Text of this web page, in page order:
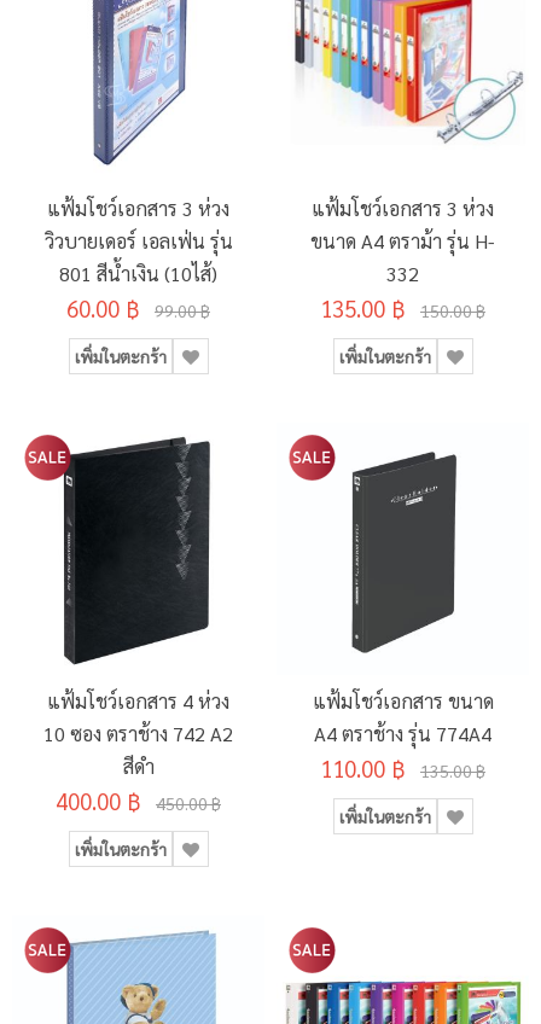
แฟ้มโชว์เอกสาร 3 ห่วง
วิวบายเดอร์ เอลเฟ่น รุ่น
801 สีน้ำเงิน (10ไส้)
60.00 ฿ 99.00 ฿
เพิ่มในตะกร้า
แฟ้มโชว์เอกสาร 3 ห่วง
ขนาด A4 ตราม้า รุ่น H-
332
135.00 ฿ 150.00 ฿
เพิ่มในตะกร้า
แฟ้มโชว์เอกสาร 4 ห่วง
10 ซอง ตราช้าง 742 A2
สีดำ
400.00 ฿ 450.00 ฿
เพิ่มในตะกร้า
แฟ้มโชว์เอกสาร ขนาด
A4 ตราช้าง รุ่น 774A4
110.00 ฿ 135.00 ฿
เพิ่มในตะกร้า